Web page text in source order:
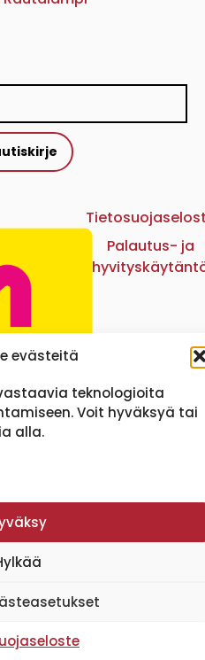
evästeitä
teknologioita
Voit hyväksyä tai
alla.
Palautus- ja